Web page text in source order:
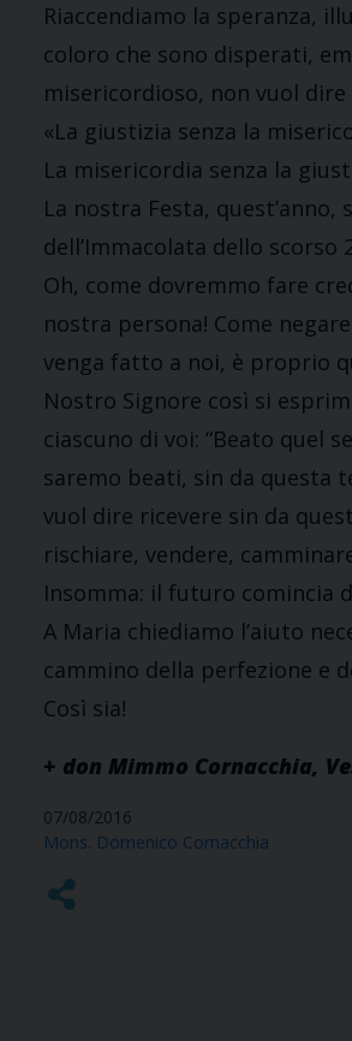
Riaccendiamo la speranza,
coloro che sono disperati,
misericordioso, non vuol dire
«La giustizia senza la
La misericordia senza la
La nostra Festa,
dell’Immacolata dello scorso
Oh, come dovremmo fare
nostra persona! Come
venga fatto a noi, è proprio
Nostro Signore così si
ciascuno di voi: “Beato quel
saremo beati, sin da questa
vuol dire ricevere sin da
rischiare, vendere,
Insomma: il futuro comincia
A Maria chiediamo l’aiuto
cammino della perfezione e
Così sia!
+ don Mimmo Cornacchia,
07/08/2016
Mons. Domenico Cornacchia